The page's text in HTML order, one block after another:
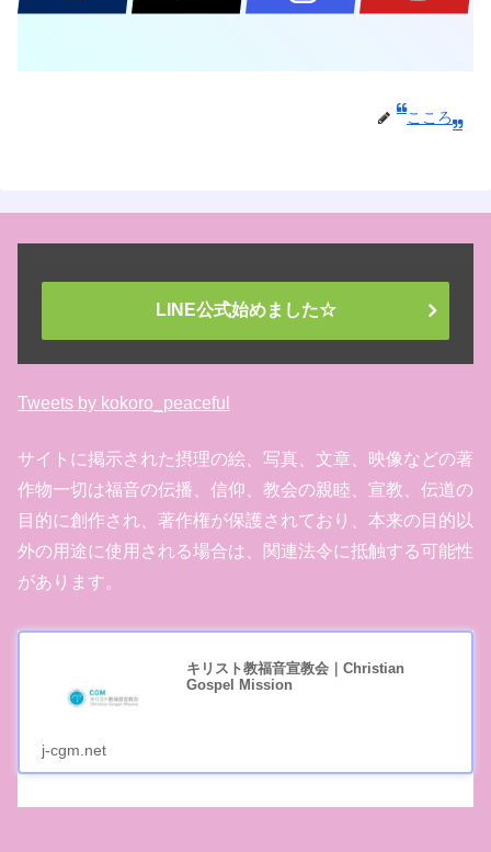
こころ
LINE公式始めました☆
Tweets by kokoro_peaceful
サイトに掲示された摂理の絵、写真、文章、映像などの著
作物一切は福音の伝播、信仰、教会の親睦、宣教、伝道の
目的に創作され、著作権が保護されており、本来の目的以
外の用途に使用される場合は、関連法令に抵触する可能性
があります。
キリスト教福音宣教会｜Christian
Gospel Mission
j-cgm.net